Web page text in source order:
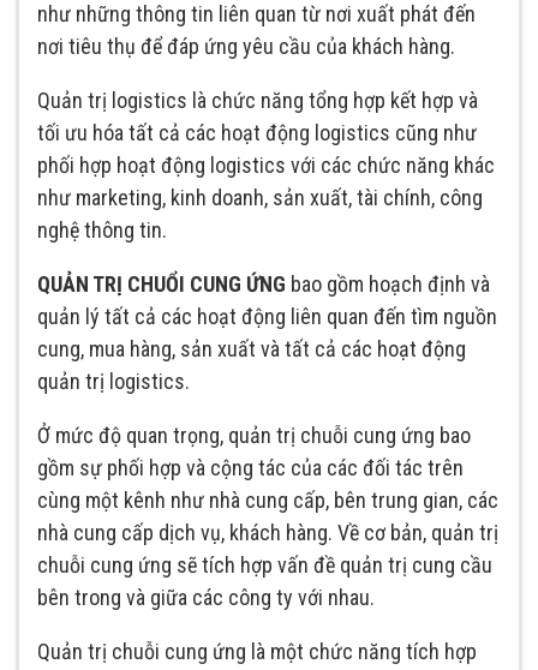
như những thông tin liên quan từ nơi xuất phát đến
nơi tiêu thụ để đáp ứng yêu cầu của khách hàng.
Quản trị logistics là chức năng tổng hợp kết hợp và
tối ưu hóa tất cả các hoạt động logistics cũng như
phối hợp hoạt động logistics với các chức năng khác
như marketing, kinh doanh, sản xuất, tài chính, công
nghệ thông tin.
QUẢN TRỊ CHUỔI CUNG ỨNG bao gồm hoạch định và
quản lý tất cả các hoạt động liên quan đến tìm nguồn
cung, mua hàng, sản xuất và tất cả các hoạt động
quản trị logistics.
Ở mức độ quan trọng, quản trị chuỗi cung ứng bao
gồm sự phối hợp và cộng tác của các đối tác trên
cùng một kênh như nhà cung cấp, bên trung gian, các
nhà cung cấp dịch vụ, khách hàng. Về cơ bản, quản trị
chuỗi cung ứng sẽ tích hợp vấn đề quản trị cung cầu
bên trong và giữa các công ty với nhau.
Quản trị chuỗi cung ứng là một chức năng tích hợp